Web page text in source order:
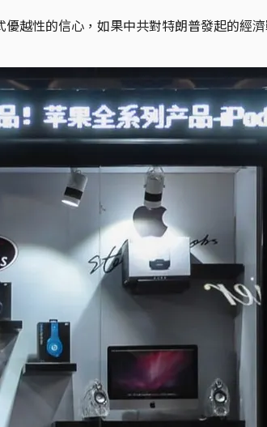
越性的信心，如果中共對特朗普發起的經